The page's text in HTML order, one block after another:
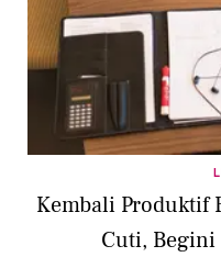
Kembali Produktif
Cuti,